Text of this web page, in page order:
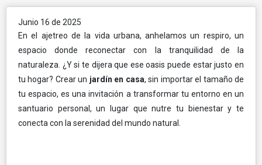
Junio 16 de 2025
En el ajetreo de la vida urbana, anhelamos un respiro, un
espacio donde reconectar con la tranquilidad de la
naturaleza. ¿Y si te dijera que ese oasis puede estar justo en
tu hogar? Crear un jardín en casa, sin importar el tamaño de
tu espacio, es una invitación a transformar tu entorno en un
santuario personal, un lugar que nutre tu bienestar y te
conecta con la serenidad del mundo natural.